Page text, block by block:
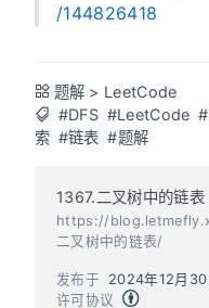
/144826418
题解 > LeetCode
#DFS #LeetCode
索 #链表 #题解
1367.二叉树中的链表
https://
二叉树中的链表/
发布于
2024年12月30
许可协议